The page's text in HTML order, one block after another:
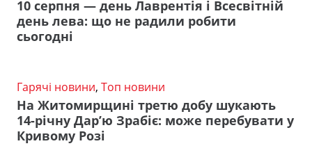
10 серпня — день Лаврентія і Всесвітній
день лева: що не радили робити
сьогодні
Гарячі новини, Топ новини
На Житомирщині третю добу шукають
14-річну Дар’ю Зрабіє: може перебувати у
Кривому Розі